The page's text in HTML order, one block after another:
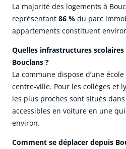
La majorité des logements à
représentant 86 % du parc
appartements constituent
Quelles infrastructures
Bouclans ?
La commune dispose d’une
centre-ville. Pour les collèges et
les plus proches sont situés
accessibles en voiture en une
environ.
Comment se déplacer depuis